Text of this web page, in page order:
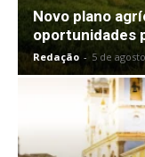
Novo plano
oportunidades
Redação - 5 de